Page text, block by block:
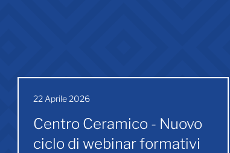
22 Aprile 2026
Centro Ceramico - Nuovo
ciclo di webinar formativi